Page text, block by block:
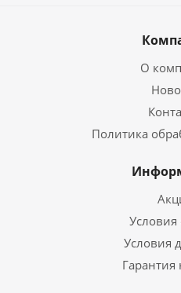
О
Политика
Условия
Условия
Гарантия